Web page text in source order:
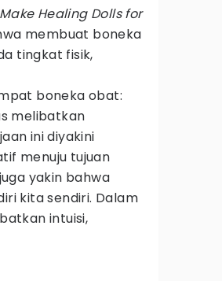
Healing Dolls for
membuat boneka
tingkat fisik,
boneka obat:
melibatkan
ini diyakini
menuju tujuan
yakin bahwa
kita sendiri. Dalam
intuisi,